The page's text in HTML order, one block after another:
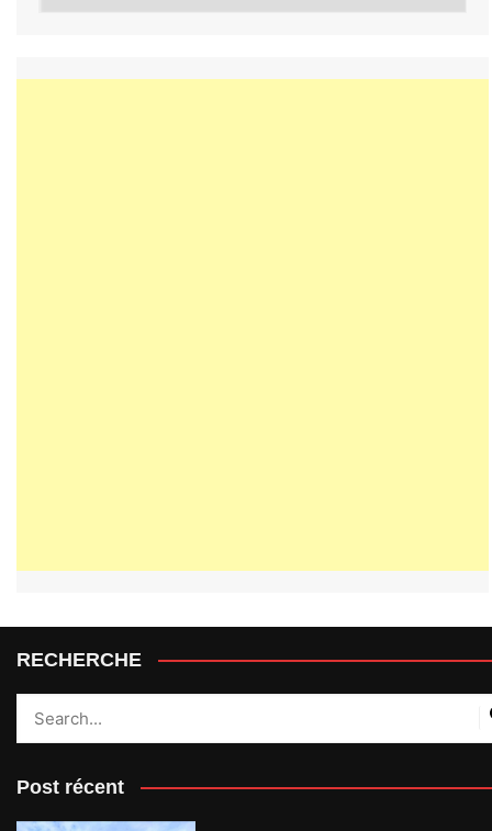
RECHERCHE
Post récent